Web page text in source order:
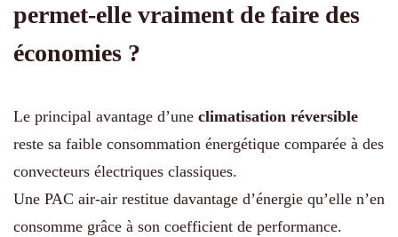
permet-elle vraiment de faire des
économies ?
Le principal avantage d’une climatisation réversible
reste sa faible consommation énergétique comparée à des
convecteurs électriques classiques.
Une PAC air-air restitue davantage d’énergie qu’elle n’en
consomme grâce à son coefficient de performance.